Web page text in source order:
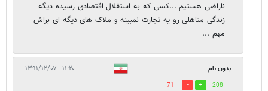
ناراضی هستیم ...کسی که به استقلال اقتصادی رسیده دیگه
زندگی متاهلی رو یه تجارت نمبینه و ملاک های دیگه ای براش
مهم ...
بدون نام ۱۱:۲۰ - ۱۳۹۱/۱۲/۰۷
208
71